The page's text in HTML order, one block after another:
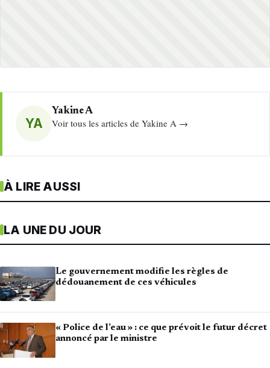
YA
Yakine A
Voir tous les articles de Yakine A →
À LIRE AUSSI
LA UNE DU JOUR
Le gouvernement modifie les règles de
dédouanement de ces véhicules
« Police de l’eau » : ce que prévoit le futur décret
annoncé par le ministre